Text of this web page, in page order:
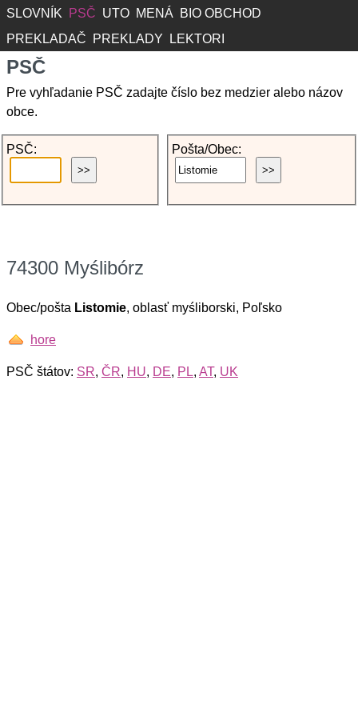
SLOVNÍK PSČ UTO MENÁ
BIO OBCHOD
PREKLADAČ
PREKLADY LEKTORI
PSČ
Pre vyhľadanie PSČ zadajte číslo bez medzier alebo názov
obce.
PSČ: Pošta/Obec:
74300 Myślibórz
Obec/pošta Listomie, oblasť myśliborski, Poľsko
hore
PSČ štátov: SR, ČR, HU, DE, PL, AT, UK